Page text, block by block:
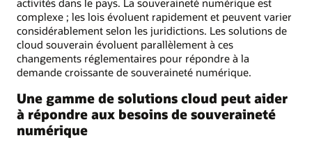
activités dans le pays. La souveraineté numérique est
complexe ; les lois évoluent rapidement et peuvent varier
considérablement selon les juridictions. Les solutions de
cloud souverain évoluent parallèlement à ces
changements réglementaires pour répondre à la
demande croissante de souveraineté numérique.
Une gamme de solutions cloud peut aider
à répondre aux besoins de souveraineté
numérique